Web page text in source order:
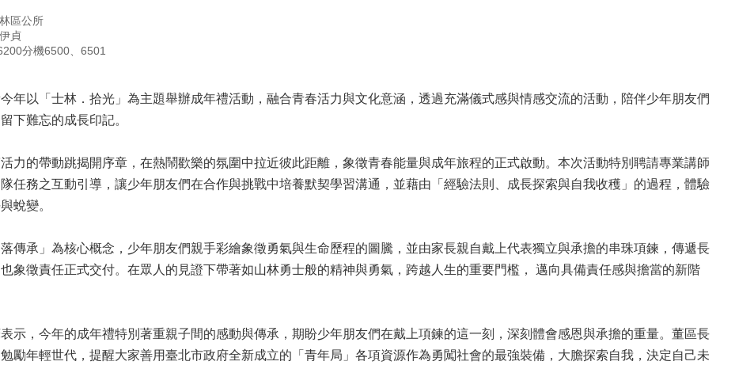
區公所
貞
分機6500、6501
年以「士林．拾光」為主題舉辦成年禮活動，融合青春活力與文化意涵，透過充滿儀式感與情感交流的活動，陪伴少年朋友們
下難忘的成長印記。
力的帶動跳揭開序章，在熱鬧歡樂的氛圍中拉近彼此距離，象徵青春能量與成年旅程的正式啟動。本次活動特別聘請專業講師
任務之互動引導，讓少年朋友們在合作與挑戰中培養默契學習溝通，並藉由「經驗法則、成長探索與自我收穫」的過程，體驗
蛻變。
傳承」為核心概念，少年朋友們親手彩繪象徵勇氣與生命歷程的圖騰，並由家長親自戴上代表獨立與承擔的串珠項鍊，傳遞長
象徵責任正式交付。在眾人的見證下帶著如山林勇士般的精神與勇氣，跨越人生的重要門檻， 邁向具備責任感與擔當的新階
示，今年的成年禮特別著重親子間的感動與傳承，期盼少年朋友們在戴上項鍊的這一刻，深刻體會感恩與承擔的重量。董區長
勵年輕世代，提醒大家善用臺北市政府全新成立的「青年局」各項資源作為勇闖社會的最強裝備，大膽探索自我，決定自己未